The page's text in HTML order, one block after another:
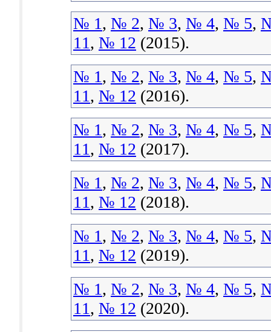
№ 1, № 2, № 3, № 4, № 5,
11, № 12 (2015).
№ 1, № 2, № 3, № 4, № 5,
11, № 12 (2016).
№ 1, № 2, № 3, № 4, № 5,
11, № 12 (2017).
№ 1, № 2, № 3, № 4, № 5,
11, № 12 (2018).
№ 1, № 2, № 3, № 4, № 5,
11, № 12 (2019).
№ 1, № 2, № 3, № 4, № 5,
11, № 12 (2020).